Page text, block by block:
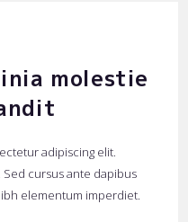
molestie
adipiscing elit.
cursus ante dapibus
elementum imperdiet.